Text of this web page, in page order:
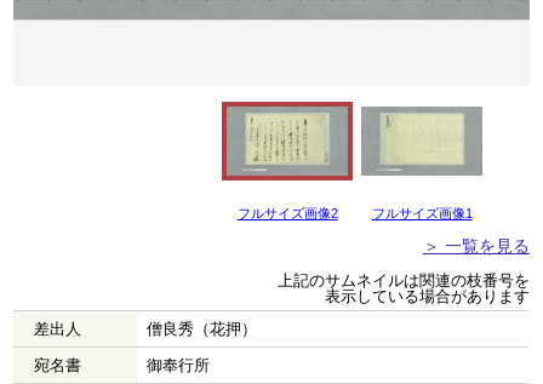
フルサイズ画像2 フルサイズ画像1
＞ 一覧を見る
上記のサムネイルは関連の枝番号を
表示している場合があります
差出人
僧良秀（花押）
宛名書
御奉行所